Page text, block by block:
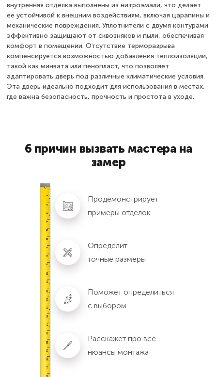
внутренняя отделка выполнены из нитроэмали, что делает
ее устойчивой к внешним воздействиям, включая царапины и
механические повреждения. Уплотнители с двумя контурами
эффективно защищают от сквозняков и пыли, обеспечивая
комфорт в помещении. Отсутствие терморазрыва
компенсируется возможностью добавления теплоизоляции,
такой как минвата или пенопласт, что позволяет
адаптировать дверь под различные климатические условия.
Эта дверь идеально подходит для использования в местах,
где важна безопасность, прочность и простота в уходе.
6 причин вызвать мастера на
замер
Продемонстрирует
примеры отделок
Определит
точные размеры
Поможет определиться
с выбором
Расскажет про все
нюансы монтажа